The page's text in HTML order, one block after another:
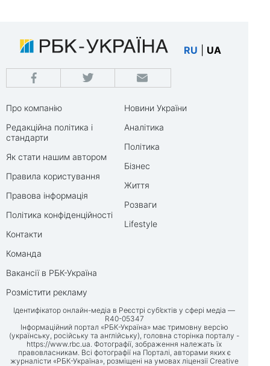
RU UA
Про компанію
Редакційна політика і
стандарти
Як стати нашим автором
Правила користування
Правова інформація
Політика конфіденційності
Контакти
Команда
Вакансії в РБК-Україна
Розмістити рекламу
Новини України
Аналітика
Політика
Бізнес
Життя
Розваги
Lifestyle
Ідентифікатор онлайн-медіа в Реєстрі суб’єктів у сфері медіа —
R40-05347
Інформаційний портал «РБК-Україна» має тримовну версію
(українську, російську та англійську), головна сторінка порталу -
https://www.rbc.ua. Фотографії, зображення належать їх
правовласникам. Всі фотографії на Порталі, авторами яких є
журналісти «РБК-Україна», розміщені на умовах ліцензії Creative